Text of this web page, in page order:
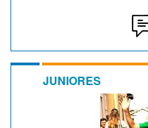
JUNIORES